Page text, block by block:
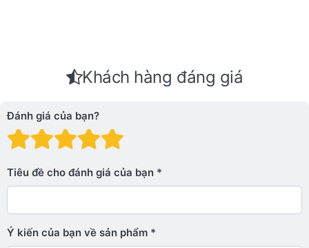
Khách hàng đáng giá
Đánh giá của bạn?
Đánh giá: 4 trên 5
Đánh giá: 3 trên 5 sao.
Đánh giá: 2 trên 5 sao.
Đánh giá: 1 trên 5 sao. Xấu
Tiêu đề cho đánh giá của bạn
Ý kiến ​​của bạn về sản phẩm